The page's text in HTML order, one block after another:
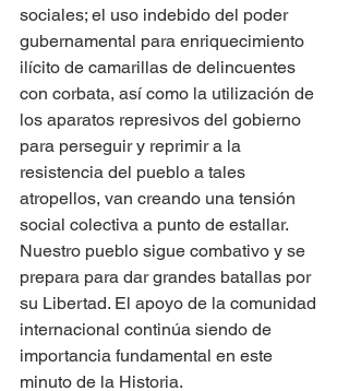
sociales; el uso indebido del poder
gubernamental para enriquecimiento
ilícito de camarillas de delincuentes
con corbata, así como la utilización de
los aparatos represivos del gobierno
para perseguir y reprimir a la
resistencia del pueblo a tales
atropellos, van creando una tensión
social colectiva a punto de estallar.
Nuestro pueblo sigue combativo y se
prepara para dar grandes batallas por
su Libertad. El apoyo de la comunidad
internacional continúa siendo de
importancia fundamental en este
minuto de la Historia.